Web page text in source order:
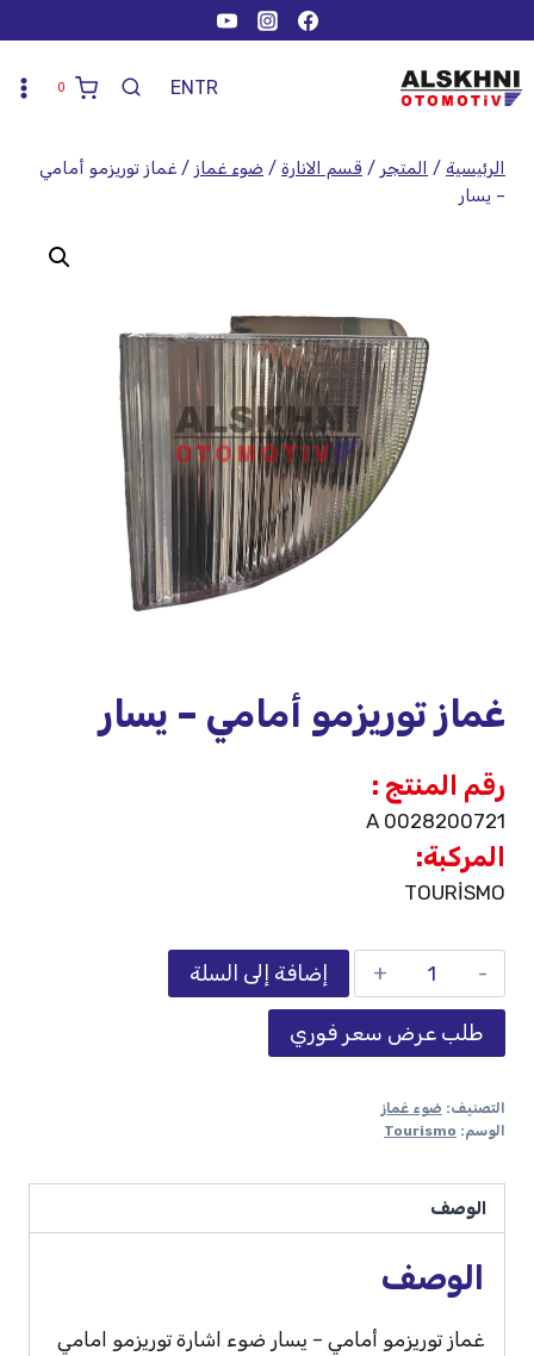
TR
EN
0
الرئيسية / المتجر / قسم الانارة / ضوء غماز / غماز توريزمو أمامي
– يسار
غماز توريزمو أمامي – يسار
رقم المنتج :
A 0028200721
المركبة:
TOURİSMO
إضافة إلى السلة
طلب عرض سعر فوري
التصنيف: ضوء غماز
الوسم: Tourismo
الوصف
الوصف
غماز توريزمو أمامي – يسار ضوء اشارة توريزمو امامي